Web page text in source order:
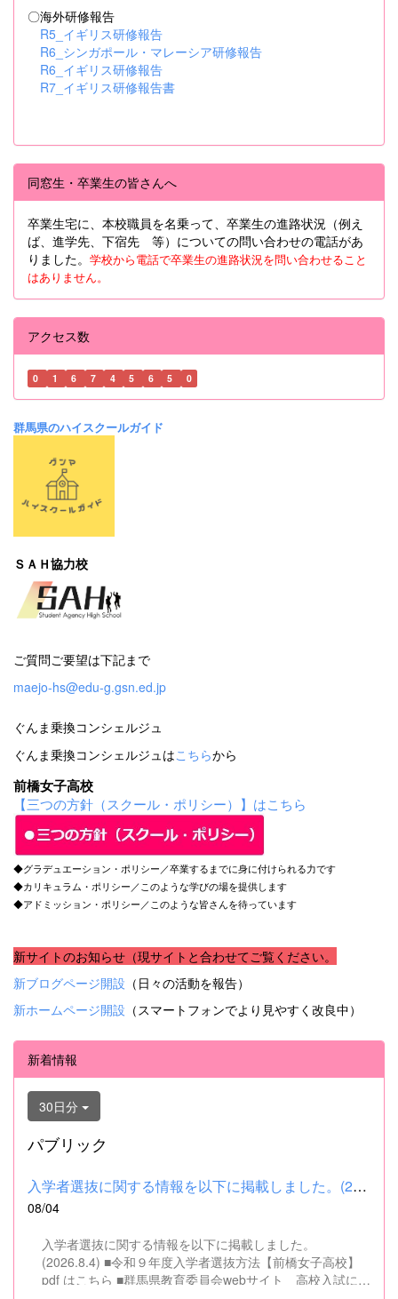
〇海外研修報告
R5_イギリス研修報告
R6_シンガポール・マレーシア研修報告
R6_イギリス研修報告
R7_イギリス研修報告書
同窓生・卒業生の皆さんへ
卒業生宅に、本校職員を名乗って、卒業生の進路状況（例え
ば、進学先、下宿先 等）についての問い合わせの電話があ
りました。 学校から電話で卒業生の進路状況を問い合わせること
はありません。
アクセス数
0 1 6 7 4 5 6 5 0
群馬県のハイスクールガイド
ＳＡＨ協力校
ご質問ご要望は下記まで
maejo-hs@edu-g.gsn.ed.jp
ぐんま乗換コンシェルジュ
ぐんま乗換コンシェルジュはこちらから
前橋女子高校
【三つの方針（スクール・ポリシー）】はこちら
◆グラデュエーション・ポリシー／卒業するまでに身に付けられる力です
◆カリキュラム・ポリシー／このような学びの場を提供します
◆アドミッション・ポリシー／このような皆さんを待っています
新サイトのお知らせ（現サイトと合わせてご覧ください。
新ブログページ開設 （日々の活動を報告）
新ホームページ開設 （スマートフォンでより見やすく改良中）
新着情報
30日分
パブリック
入学者選抜に関する情報を以下に掲載しました。(2026.8.4) ■令和...
08/04
入学者選抜に関する情報を以下に掲載しました。
(2026.8.4) ■令和９年度入学者選抜方法【前橋女子高校】
pdf はこちら ■群馬県教育委員会webサイト 高校入試に関